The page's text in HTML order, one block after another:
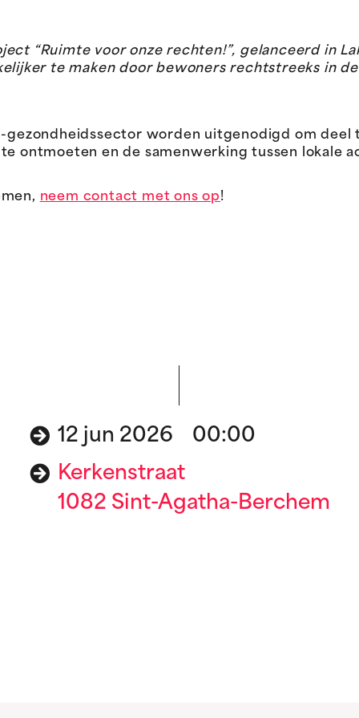
“Ruimte voor onze rechten!”, gelanceerd in
te maken door bewoners rechtstreeks in
worden uitgenodigd om deel
ontmoeten en de samenwerking tussen lokale
neem contact met ons op!
12 jun 2026 00:00
Kerkenstraat
1082 Sint-Agatha-Berchem